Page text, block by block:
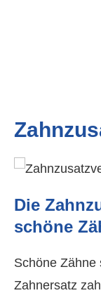
Die
schöne
Schöne Zähne
Zahnersatz